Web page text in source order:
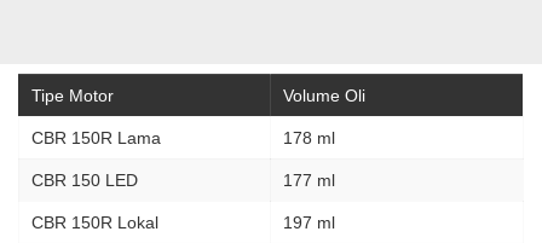
Tipe Motor Volume Oli
CBR 150R Lama 178 ml
CBR 150 LED 177 ml
CBR 150R Lokal 197 ml